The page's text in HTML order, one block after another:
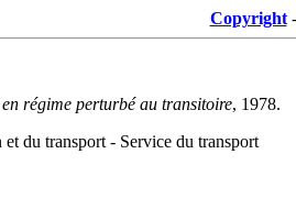
Copyright
régime perturbé au transitoire, 1978.
du transport - Service du transport